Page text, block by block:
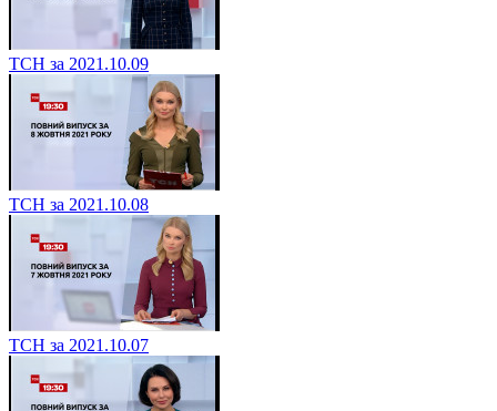
ТСН за 2021.10.09
ТСН за 2021.10.08
ТСН за 2021.10.07